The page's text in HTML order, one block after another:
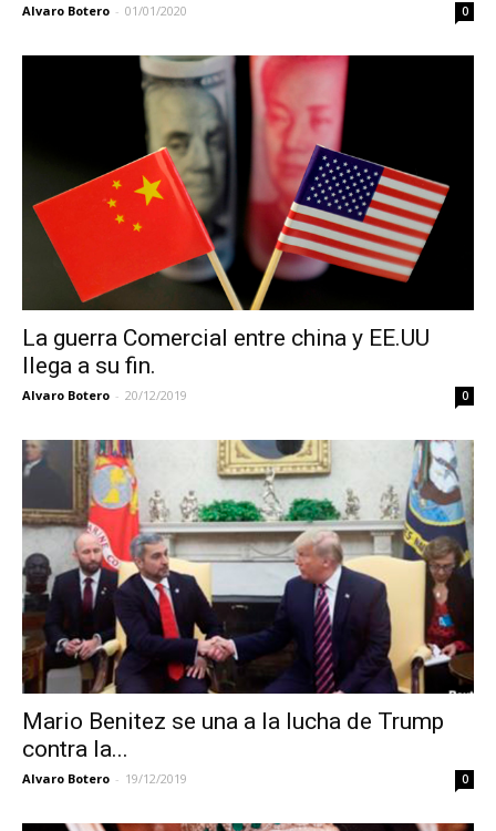
Alvaro Botero - 01/01/2020 0
La guerra Comercial entre china y EE.UU
llega a su fin.
Alvaro Botero - 20/12/2019 0
Mario Benitez se una a la lucha de Trump
contra la...
Alvaro Botero - 19/12/2019 0